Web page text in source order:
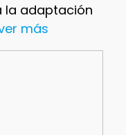
la adaptación
más